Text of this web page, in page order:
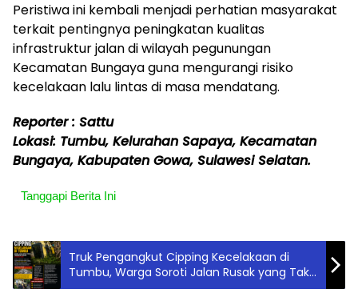
Peristiwa ini kembali menjadi perhatian masyarakat
terkait pentingnya peningkatan kualitas
infrastruktur jalan di wilayah pegunungan
Kecamatan Bungaya guna mengurangi risiko
kecelakaan lalu lintas di masa mendatang.
Reporter : Sattu
Lokasi: Tumbu, Kelurahan Sapaya, Kecamatan
Bungaya, Kabupaten Gowa, Sulawesi Selatan.
Tanggapi Berita Ini
Truk Pengangkut Cipping Kecelakaan di
Tumbu, Warga Soroti Jalan Rusak yang Tak
Kunjung Diperbaiki